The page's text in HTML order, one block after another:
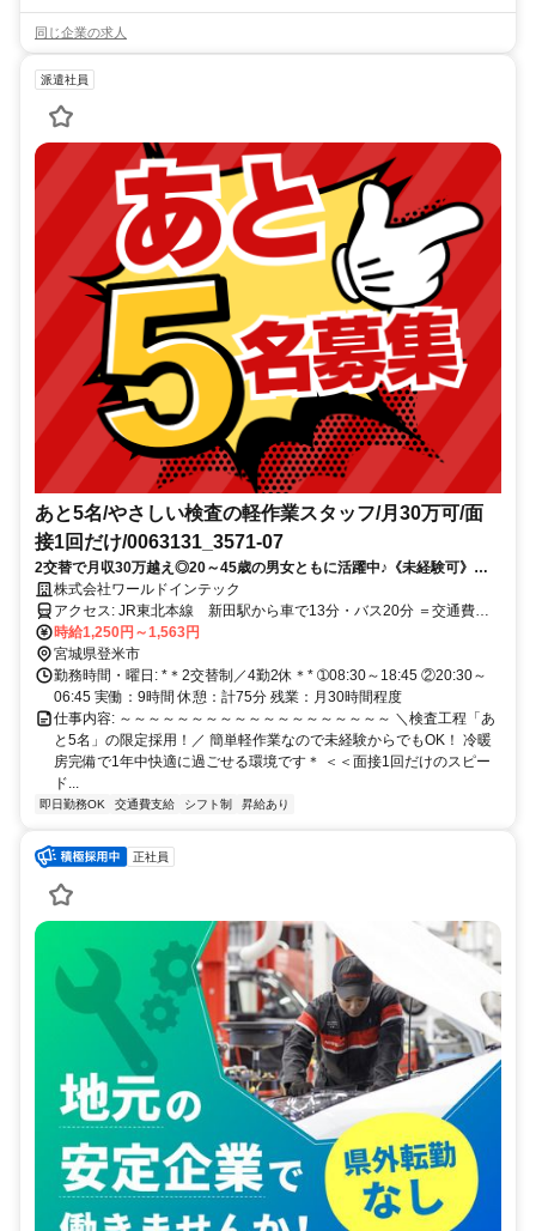
同じ企業の求人
派遣社員
あと5名/やさしい検査の軽作業スタッフ/月30万可/面
接1回だけ/0063131_3571-07
2交替で月収30万越え◎20～45歳の男女ともに活躍中♪《未経験可》寮
費無料＊履歴書なしでサクッと応募OK！
株式会社ワールドインテック
アクセス: JR東北本線 新田駅から車で13分・バス20分 ＝交通費規
定内支給＝ * 車通勤OK(無料駐車場あり) * 自転車通勤ok(無料駐輪場
あり) * 寮から職場まで2㎞圏内 * レンタカーあり
時給1,250円～1,563円
宮城県登米市
勤務時間・曜日: *＊2交替制／4勤2休＊* ➀08:30～18:45 ②20:30～
06:45 実働：9時間 休憩：計75分 残業：月30時間程度
仕事内容: ～～～～～～～～～～～～～～～～～～～ ＼検査工程「あ
と5名」の限定採用！／ 簡単軽作業なので未経験からでもOK！ 冷暖
房完備で1年中快適に過ごせる環境です＊ ＜＜面接1回だけのスピー
ド...
即日勤務OK 交通費支給 シフト制 昇給あり
正社員